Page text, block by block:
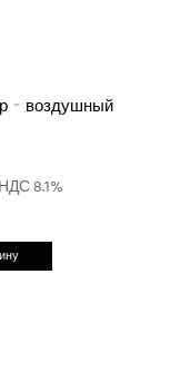
- воздушный
НДС 8.1%